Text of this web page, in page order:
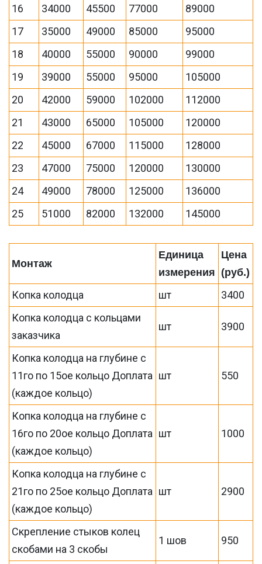
16
34000 45500 77000
89000
17
35000 49000 85000
95000
18
40000 55000 90000
99000
19
39000 55000 95000
105000
20
42000 59000 102000
112000
21
43000 65000 105000
120000
22
45000 67000 115000
128000
23
47000 75000 120000
130000
24
49000 78000 125000
136000
25
51000 82000 132000 145000
Монтаж
Единица
измерения
Цена
(руб.)
Копка колодца шт
3400
Копка колодца с кольцами
заказчика
шт 3900
Копка колодца на глубине с
11го по 15ое кольцо Доплата
(каждое кольцо)
шт 550
Копка колодца на глубине с
16го по 20ое кольцо Доплата
(каждое кольцо)
шт 1000
Копка колодца на глубине с
21го по 25ое кольцо Доплата
(каждое кольцо)
шт 2900
Скрепление стыков колец
скобами на 3 скобы
1 шов 950